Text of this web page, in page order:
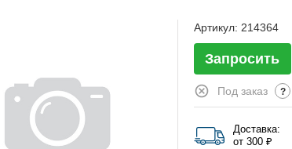
Артикул: 214364
Запросить
Под заказ ?
Доставка:
от 300 ₽